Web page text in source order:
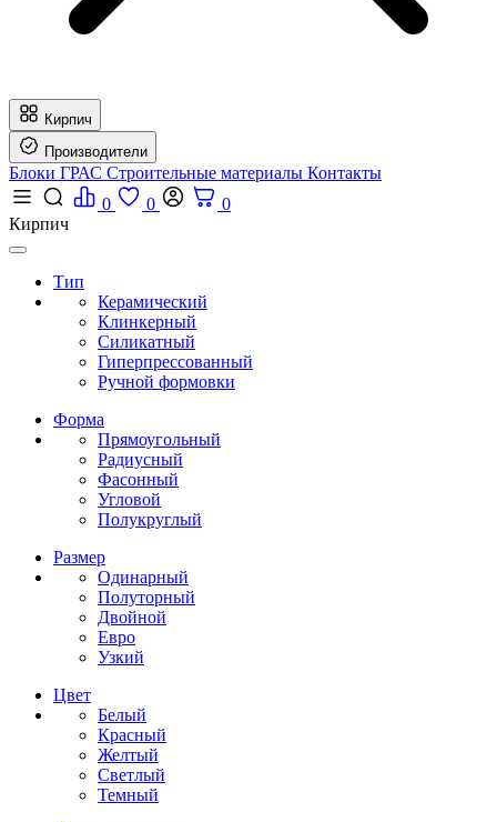
Кирпич
Производители
Блоки ГРАС Строительные материалы Контакты
0
0
0
Кирпич
Тип
Керамический
Клинкерный
Силикатный
Гиперпрессованный
Ручной формовки
Форма
Прямоугольный
Радиусный
Фасонный
Угловой
Полукруглый
Размер
Одинарный
Полуторный
Двойной
Евро
Узкий
Цвет
Белый
Красный
Желтый
Светлый
Темный